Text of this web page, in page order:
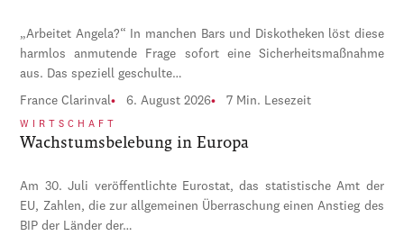
„Arbeitet Angela?“ In manchen Bars und Diskotheken löst diese
harmlos anmutende Frage sofort eine Sicherheitsmaßnahme
aus. Das speziell geschulte…
France Clarinval 6. August 2026 7 Min. Lesezeit
WIRTSCHAFT
Wachstumsbelebung in Europa
Am 30. Juli veröffentlichte Eurostat, das statistische Amt der
EU, Zahlen, die zur allgemeinen Überraschung einen Anstieg des
BIP der Länder der…